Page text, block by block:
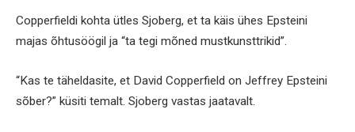
Copperfieldi kohta ütles Sjoberg, et ta käis ühes Epsteini
majas õhtusöögil ja “ta tegi mõned mustkunsttrikid”.
“Kas te täheldasite, et David Copperfield on Jeffrey Epsteini
sõber?” küsiti temalt. Sjoberg vastas jaatavalt.